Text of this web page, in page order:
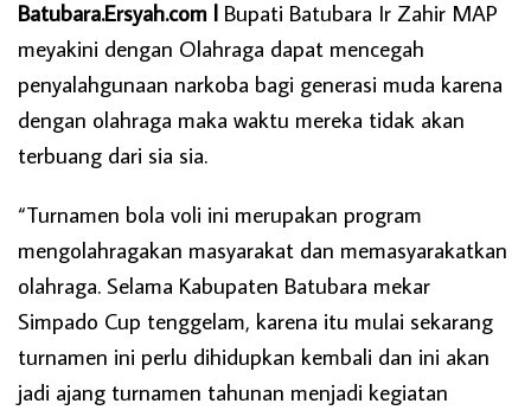
Batubara.Ersyah.com l Bupati Batubara Ir Zahir MAP
meyakini dengan Olahraga dapat mencegah
penyalahgunaan narkoba bagi generasi muda karena
dengan olahraga maka waktu mereka tidak akan
terbuang dari sia sia.
“Turnamen bola voli ini merupakan program
mengolahragakan masyarakat dan memasyarakatkan
olahraga. Selama Kabupaten Batubara mekar
Simpado Cup tenggelam, karena itu mulai sekarang
turnamen ini perlu dihidupkan kembali dan ini akan
jadi ajang turnamen tahunan menjadi kegiatan